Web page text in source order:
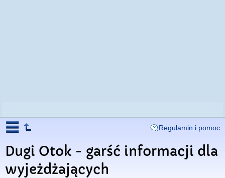
Regulamin i pomoc
Dugi Otok - garść informacji dla
wyjeżdżających